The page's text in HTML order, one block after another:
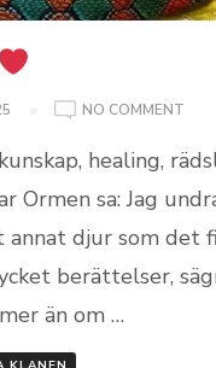
NO COMMENT
healing,
Ormen sa: Jag
annat djur som det
berättelser,
än om …